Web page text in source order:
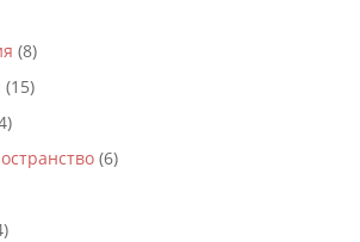
(8)
(15)
(6)